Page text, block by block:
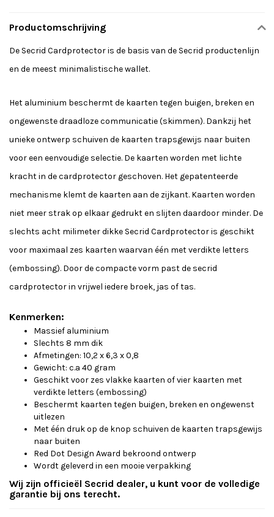
Productomschrijving
De Secrid Cardprotector is de basis van de Secrid productenlijn
en de meest minimalistische wallet.
Het aluminium beschermt de kaarten tegen buigen, breken en
ongewenste draadloze communicatie (skimmen). Dankzij het
unieke ontwerp schuiven de kaarten trapsgewijs naar buiten
voor een eenvoudige selectie. De kaarten worden met lichte
kracht in de cardprotector geschoven. Het gepatenteerde
mechanisme klemt de kaarten aan de zijkant. Kaarten worden
niet meer strak op elkaar gedrukt en slijten daardoor minder. De
slechts acht milimeter dikke Secrid Cardprotector is geschikt
voor maximaal zes kaarten waarvan één met verdikte letters
(embossing). Door de compacte vorm past de secrid
cardprotector in vrijwel iedere broek, jas of tas.
Kenmerken:
Massief aluminium
Slechts 8 mm dik
Afmetingen: 10,2 x 6,3 x 0,8
Gewicht: c.a 40 gram
Geschikt voor zes vlakke kaarten of vier kaarten met
verdikte letters (embossing)
Beschermt kaarten tegen buigen, breken en ongewenst
uitlezen
Met één druk op de knop schuiven de kaarten trapsgewijs
naar buiten
Red Dot Design Award bekroond ontwerp
Wordt geleverd in een mooie verpakking
Wij zijn officieël Secrid dealer, u kunt voor de volledige
garantie bij ons terecht.